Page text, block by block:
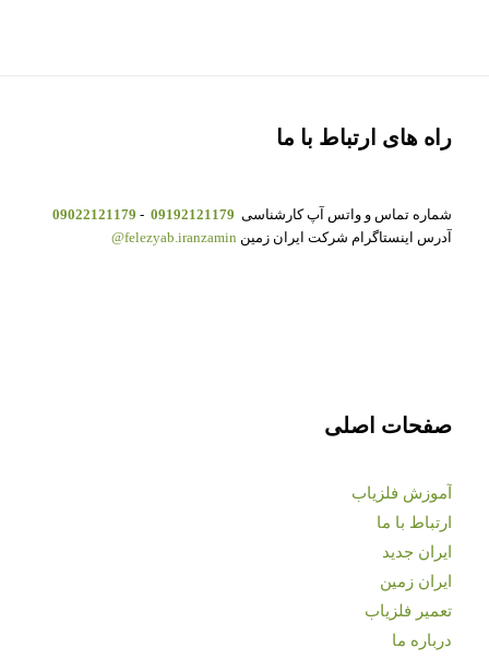
راه های ارتباط با ما
شماره تماس و واتس آپ کارشناسی 09192121179
-
09022121179
آدرس اینستاگرام شرکت ایران زمین felezyab.iranzamin@
صفحات اصلی
آموزش فلزیاب
ارتباط با ما
ایران جدید
ایران زمین
تعمیر فلزیاب
درباره ما